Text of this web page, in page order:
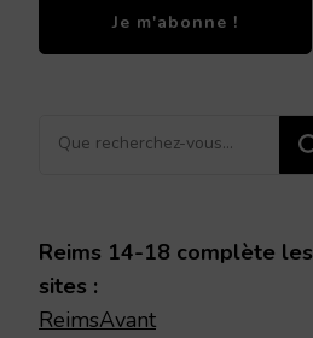
Vous
Reims 14-18 complète les
sites :
ReimsAvant